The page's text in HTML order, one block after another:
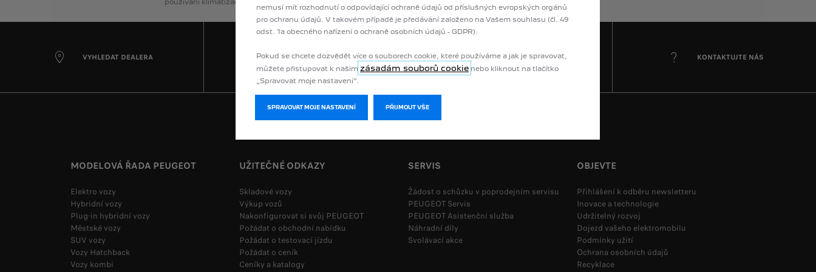
Látkové čalounění CURITUBA
v ceně
používání klimatizace,
VYHLEDAT DEALERA ŽÁDOST O CENÍK ODEBÍRAT NEWSLETTER KONTAKTUJTE NÁS
MODELOVÁ ŘADA PEUGEOT
Elektro vozy
Hybridní vozy
Plug-in hybridní vozy
Městské vozy
SUV vozy
Vozy Hatchback
Vozy kombi
UŽITEČNÉ ODKAZY
Skladové vozy
Výkup vozů
Nakonfigurovat si svůj PEUGEOT
Požádat o obchodní nabídku
Požádat o testovací jízdu
Požádat o ceník
Ceníky a katalogy
SERVIS
Žádost o schůzku v poprodejním servisu
PEUGEOT Servis
PEUGEOT Asistenční služba
Náhradní díly
Svolávací akce
OBJEVTE
Přihlášení k odběru newsletteru
Inovace a technologie
Udržitelný rozvoj
Dojezd vašeho elektromobilu
Podmínky užití
Ochrana osobních údajů
Recyklace
nemusí mít rozhodnutí o odpovídající ochraně údajů od příslušných evropských orgánů
pro ochranu údajů. V takovém případě je předávání založeno na Vašem souhlasu (čl. 49
odst. 1a obecného nařízení o ochraně osobních údajů - GDPR).
Pokud se chcete dozvědět více o souborech cookie, které používáme a jak je spravovat,
můžete přistupovat k našim zásadám souborů cookie nebo kliknout na tlačítko
„Spravovat moje nastavení“.
SPRAVOVAT MOJE NASTAVENÍ PŘIJMOUT VŠE